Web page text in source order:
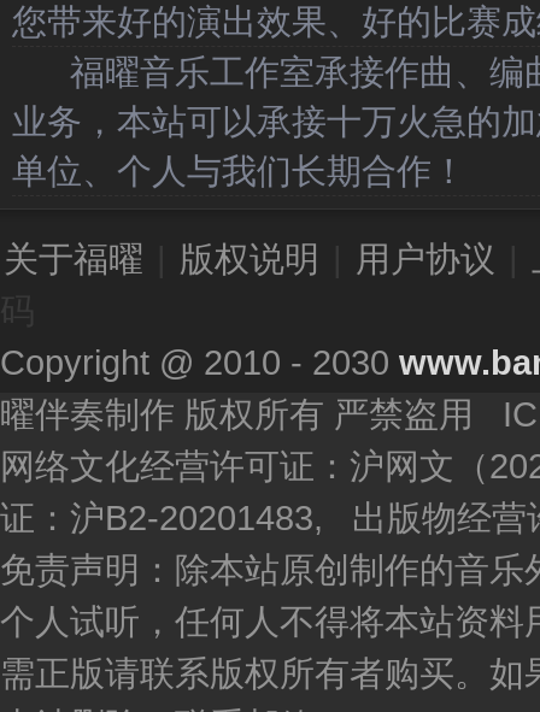
您带来好的演出效果、好的比赛
福曜音乐工作室承接作曲、编
业务，本站可以承接十万火急的
单位、个人与我们长期合作！
关于福曜 版权说明 用户协议
Copyright @ 2010 - 2030
曜伴奏制作 版权所有 严禁盗用
网络文化经营许可证：沪网文（
证：沪B2-20201483, 出版物经营
免责声明：除本站原创制作的音
个人试听，任何人不得将本站资
需正版请联系版权所有者购买。